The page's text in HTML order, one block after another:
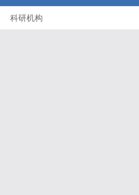
科研机构